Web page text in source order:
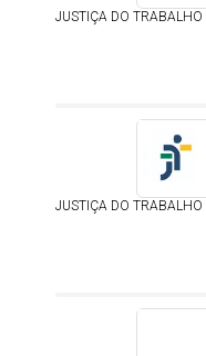
JUSTIÇA DO
JUSTIÇA DO